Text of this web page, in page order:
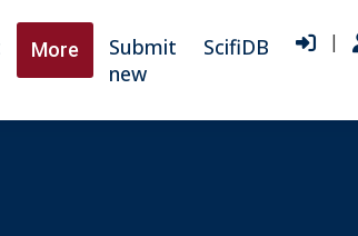
More
Submit
new
ScifiDB |